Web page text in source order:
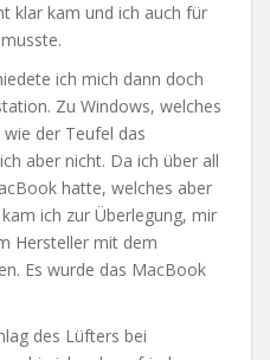
klar kam und ich auch für
ich mich dann doch
Zu Windows, welches
der Teufel das
aber nicht. Da ich über all
hatte, welches aber
ich zur Überlegung, mir
Hersteller mit dem
Es wurde das MacBook
des Lüfters bei